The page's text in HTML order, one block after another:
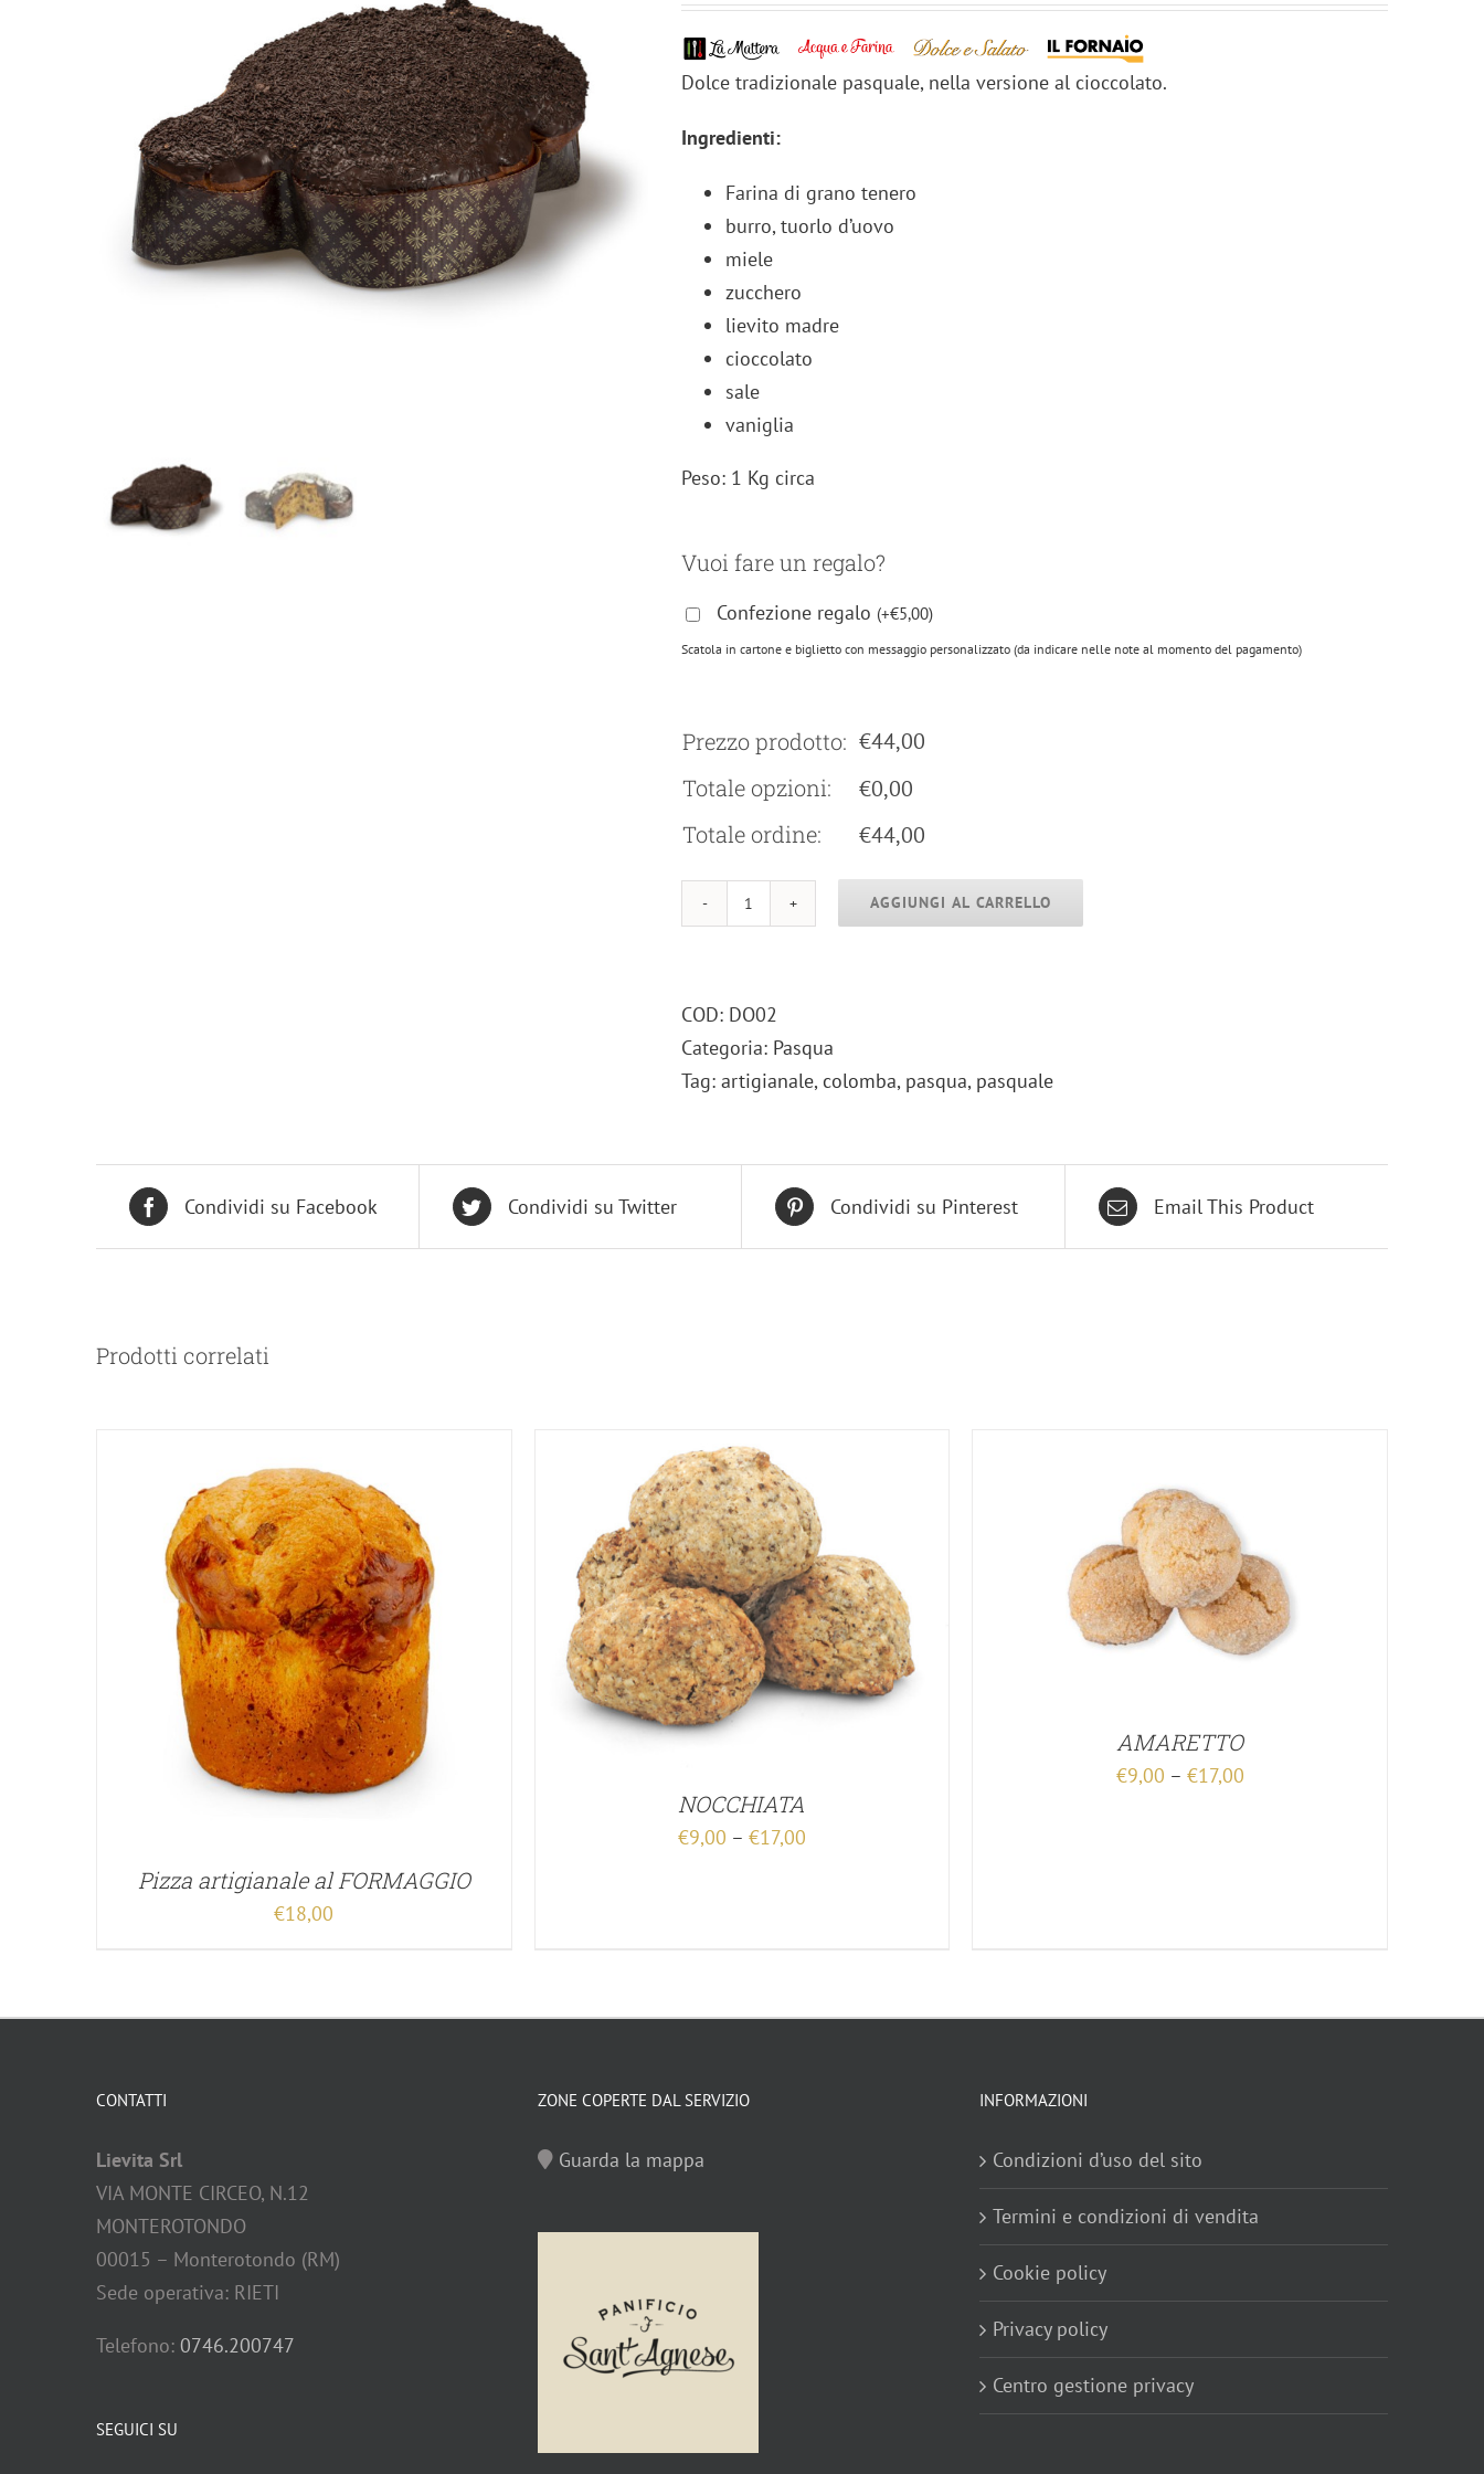
Dolce tradizionale pasquale, nella versione al cioccolato.
Ingredienti:
Farina di grano tenero
burro, tuorlo d’uovo
miele
zucchero
lievito madre
cioccolato
sale
vaniglia
Peso: 1 Kg circa
Vuoi fare un regalo?
Confezione regalo (+€5,00)
Scatola in cartone e biglietto con messaggio personalizzato (da indicare nelle note al momento del pagamento)
Prezzo prodotto: €44,00
Totale opzioni:
€0,00
Totale ordine:
€44,00
Colomba
AL
CIOCCOLATO
quantità
AGGIUNGI AL CARRELLO
COD: DO02
Categoria: Pasqua
Tag: artigianale, colomba, pasqua, pasquale
Condividi su Facebook Condividi su Twitter Condividi su Pinterest Email This Product
Prodotti correlati
Pizza artigianale al FORMAGGIO
€18,00
NOCCHIATA
€9,00 – €17,00
AMARETTO
€9,00 – €17,00
CONTATTI
Lievita Srl
VIA MONTE CIRCEO, N.12
MONTEROTONDO
00015 – Monterotondo (RM)
Sede operativa: RIETI
Telefono: 0746.200747
SEGUICI SU
ZONE COPERTE DAL SERVIZIO
Guarda la mappa
INFORMAZIONI
Condizioni d’uso del sito
Termini e condizioni di vendita
Cookie policy
Privacy policy
Centro gestione privacy